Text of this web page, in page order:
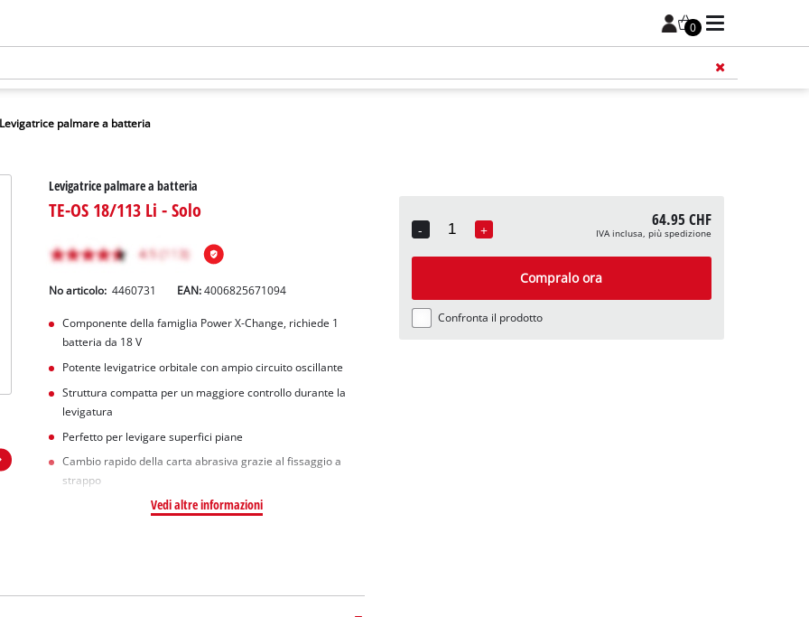
0
Levigatrice palmare a batteria
Levigatrice palmare a batteria
TE-OS 18/113 Li - Solo
No articolo: 4460731 EAN:4006825671094
Componente della famiglia Power X-Change, richiede 1
batteria da 18 V
Potente levigatrice orbitale con ampio circuito oscillante
Struttura compatta per un maggiore controllo durante la
levigatura
Perfetto per levigare superfici piane
Cambio rapido della carta abrasiva grazie al fissaggio a
strappo
Vedi altre informazioni
-
Quantity
+ 64.95 CHF
IVA inclusa, più spedizione
Compralo ora
Confronta il prodotto